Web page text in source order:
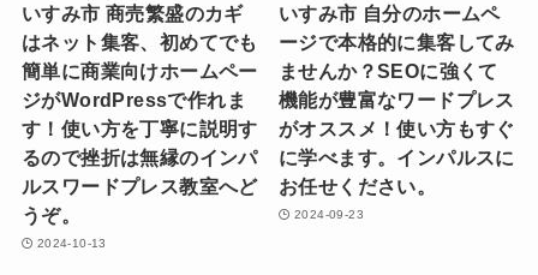
いすみ市 商売繁盛のカギ
はネット集客、初めてでも
簡単に商業向けホームペー
ジがWordPressで作れま
す！使い方を丁寧に説明す
るので挫折は無縁のインパ
ルスワードプレス教室へど
うぞ。
2024-10-13
いすみ市 自分のホームペ
ージで本格的に集客してみ
ませんか？SEOに強くて
機能が豊富なワードプレス
がオススメ！使い方もすぐ
に学べます。インパルスに
お任せください。
2024-09-23